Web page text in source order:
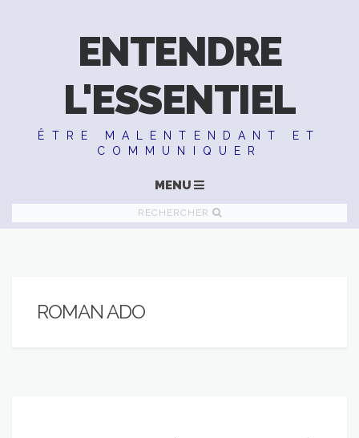
ENTENDRE
L'ESSENTIEL
ÊTRE MALENTENDANT ET
COMMUNIQUER
MENU
RECHERCHER
ROMAN ADO